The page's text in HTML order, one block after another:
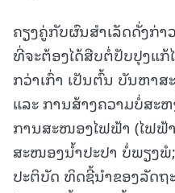
ຄຽງຄູ່ກັບຜົນສຳເລັດດັ່ງກ່
ທີ່ຈະຕ້ອງໄດ້ສືບຕໍ່ປັບປຸງແ
ກວ່າເກົ່າ ເປັນຕົ້ນ ບັນຫາສ
ແລະ ການສ້າງຄວາມບໍ່ສະ
ການສະໜອງໄຟຟ້າ (ໄຟຟ້
ສະໜອງນໍ້າປະປາ ບໍ່ພຽງພໍ;
ປະຕິບັດ ທິດຊີ້ນໍາຂອງລັດ